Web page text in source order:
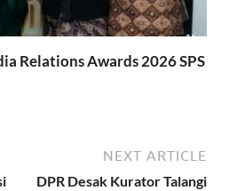
Relations Awards 2026 SPS
NEXT ARTICLE
DPR Desak Kurator Talangi